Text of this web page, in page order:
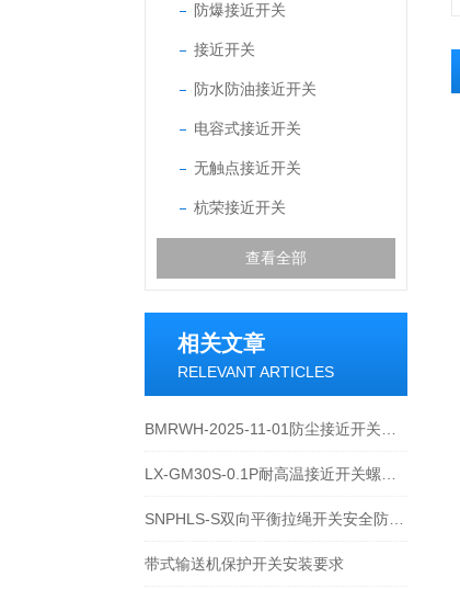
防爆接近开关
接近开关
防水防油接近开关
电容式接近开关
无触点接近开关
杭荣接近开关
查看全部
相关文章
RELEVANT ARTICLES
带式输送机保护开关安装要求